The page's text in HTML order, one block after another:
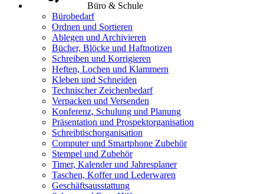
Büro & Schule
Bürobedarf
Ordnen und Sortieren
Ablegen und Archivieren
Bücher, Blöcke und Haftnotizen
Schreiben und Korrigieren
Heften, Lochen und Klammern
Kleben und Schneiden
Technischer Zeichenbedarf
Verpacken und Versenden
Konferenz, Schulung und Planung
Präsentation und Prospektorganisation
Schreibtischorganisation
Computer und Smartphone Zubehör
Stempel und Zubehör
Timer, Kalender und Jahresplaner
Taschen, Koffer und Lederwaren
Geschäftsausstattung